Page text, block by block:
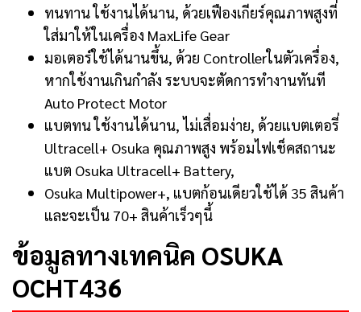
ทนทาน ใช้งานได้นาน, ด้วยเฟืองเกียร์คุณภาพสูงที่
ใส่มาให้ในเครื่อง MaxLife Gear
มอเตอร์ใช้ได้นานขึ้น, ด้วย Controllerในตัวเครื่อง,
หากใช้งานเกินกำลัง ระบบจะตัดการทำงานทันที
Auto Protect Motor
แบตทน ใช้งานได้นาน, ไม่เสื่อมง่าย, ด้วยแบตเตอรี่
Ultracell+ Osuka คุณภาพสูง พร้อมไฟเช็คสถานะ
แบต Osuka Ultracell+ Battery,
Osuka Multipower+, แบตก้อนเดียวใช้ได้ 35 สินค้า
และจะเป็น 70+ สินค้าเร็วๆนี้
ข้อมูลทางเทคนิค OSUKA
OCHT436